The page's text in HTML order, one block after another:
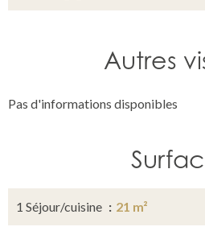
Autres
Pas d'informations disponibles
1 Séjour/cuisine 21 m²